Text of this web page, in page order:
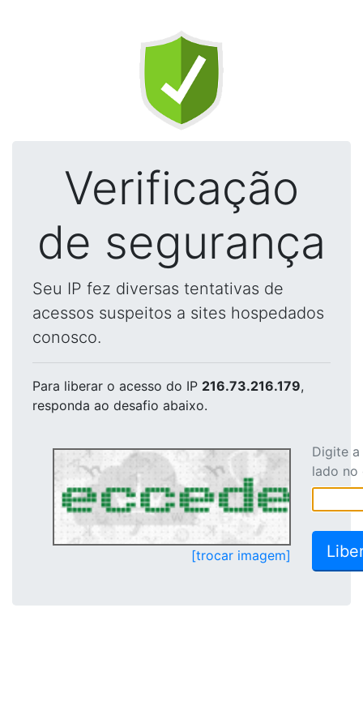
Verificação
de segurança
Seu IP fez diversas tentativas de
acessos suspeitos a sites hospedados
conosco.
Para liberar o acesso do IP 216.73.216.179,
responda ao desafio abaixo.
[trocar imagem]
Digite
lado no